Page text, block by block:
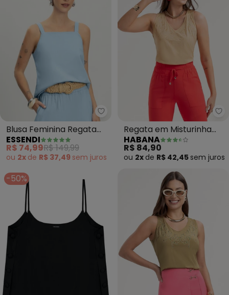
Essendi - Blusa Feminina
Blusa Feminina Regata
em Linho (Azul)
ESSENDI
R$ 74,99R$ 149,99
ou 2x de R$ 37,49 sem juros
Regata em Misturinha
(Bege)
HABANA
R$ 84,90
ou 2x de R$ 42,45 sem juros
-50%